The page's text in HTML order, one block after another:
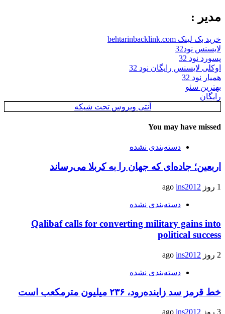
مدیر :
خرید بک لینک behtarinbacklink.com
لایسنس نود32
پسورد نود 32
اوکلی لایسنس رایگان نود 32
همیار نود 32
بهترین سئو
رایگان
آنتی ویروس تحت شبکه
You may have missed
دسته‌بندی نشده
اربعین؛ جاده‌ای که جهان را به کربلا می‌رساند
1 روز ago ins2012
دسته‌بندی نشده
Qalibaf calls for converting military gains into
political success
2 روز ago ins2012
دسته‌بندی نشده
خط قرمز سد زاینده‌رود، ۲۳۶ میلیون مترمکعب است
3 روز ago ins2012